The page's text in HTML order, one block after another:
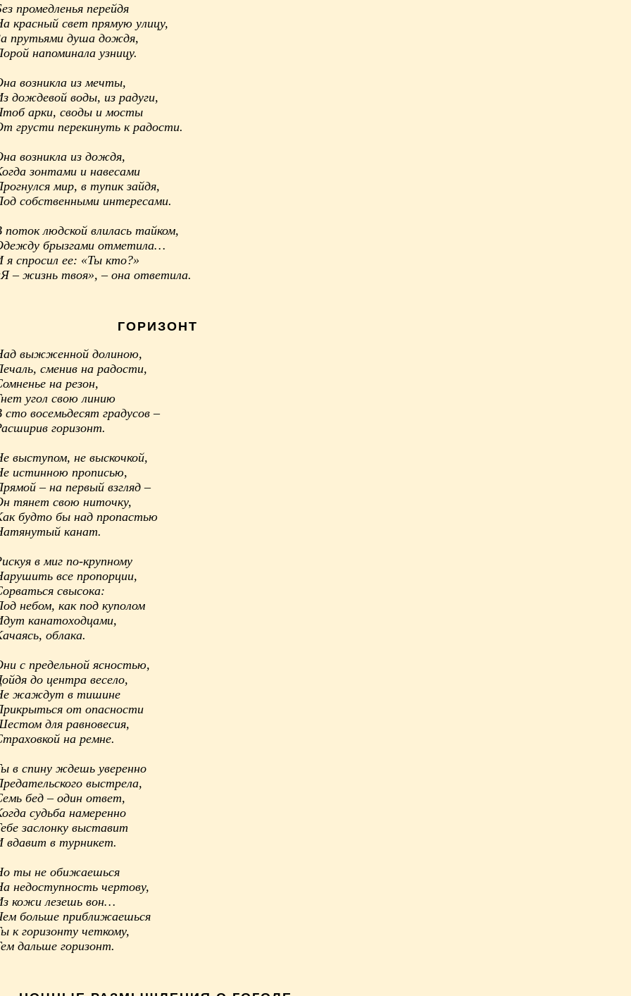
промедленья перейдя
красный свет прямую улицу,
прутьями душа дождя,
напоминала узницу.
возникла из мечты,
дождевой воды, из радуги,
арки, своды и мосты
грусти перекинуть к радости.
возникла из дождя,
зонтами и навесами
мир, в тупик зайдя,
собственными интересами.
поток людской влилась тайком,
брызгами отметила…
я спросил ее: «Ты кто?»
– жизнь твоя», – она ответила.
ГОРИЗОНТ
выжженной долиною,
сменив на радости,
на резон,
угол свою линию
сто восемьдесят градусов –
горизонт.
выступом, не выскочкой,
истинною прописью,
– на первый взгляд –
тянет свою ниточку,
будто бы над пропастью
канат.
в миг по-крупному
все пропорции,
свысока:
небом, как под куполом
канатоходцами,
облака.
с предельной ясностью,
до центра весело,
жаждут в тишине
от опасности
для равновесия,
на ремне.
в спину ждешь уверенно
выстрела,
бед – один ответ,
судьба намеренно
заслонку выставит
вдавит в турникет.
ты не обижаешься
недоступность чертову,
кожи лезешь вон…
больше приближаешься
к горизонту четкому,
дальше горизонт.